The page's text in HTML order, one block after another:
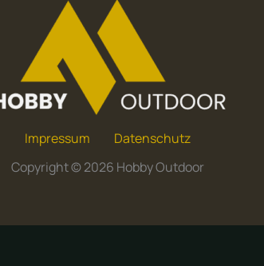
Impressum
Datenschutz
Copyright © 2026 Hobby Outdoor